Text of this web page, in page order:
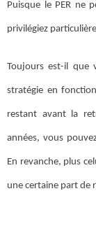
Puisque le PER ne
privilégiez
Toujours est-il que
stratégie en
restant avant la
années, vous
En revanche, plus
une certaine part de